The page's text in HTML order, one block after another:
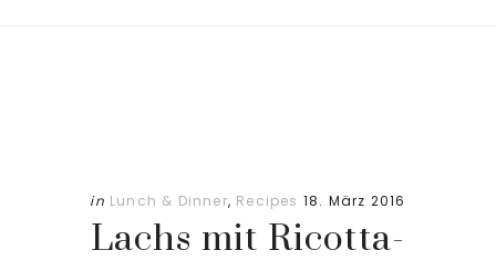
in Lunch & Dinner, Recipes 18. März 2016
Lachs mit Ricotta-